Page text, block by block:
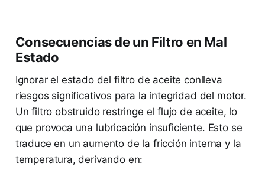
Consecuencias de un Filtro en Mal
Estado
Ignorar el estado del filtro de aceite conlleva
riesgos significativos para la integridad del motor.
Un filtro obstruido restringe el flujo de aceite, lo
que provoca una lubricación insuficiente. Esto se
traduce en un aumento de la fricción interna y la
temperatura, derivando en: